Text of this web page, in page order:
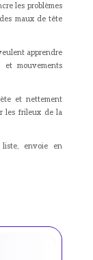
les problèmes
maux de tête
apprendre
et mouvements
et nettement
les frileux de la
envoie en